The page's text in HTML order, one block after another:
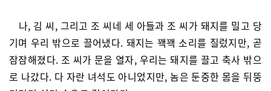
나, 김 씨, 그리고 조 씨네 세 아들과 조 씨가 돼지를 밀고 당
기며 우리 밖으로 끌어냈다. 돼지는 꽥꽥 소리를 질렀지만, 곧
잠잠해졌다. 조 씨가 문을 열자, 우리는 돼지를 끌고 축사 밖으
로 나갔다. 다 자란 녀석도 아니었지만, 놈은 둔중한 몸을 뒤뚱